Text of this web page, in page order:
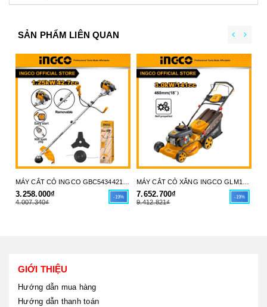
SẢN PHẨM LIÊN QUAN
3.258.000₫
4.007.340₫
-19% 7.652.700₫
9.412.821₫
-19%
GIỚI THIỆU
Hướng dẫn mua hàng
Hướng dẫn thanh toán